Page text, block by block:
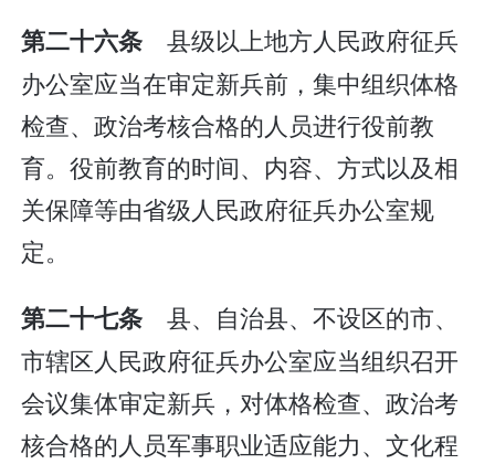
第二十六条 县级以上地方人民政府征兵
办公室应当在审定新兵前，集中组织体格
检查、政治考核合格的人员进行役前教
育。役前教育的时间、内容、方式以及相
关保障等由省级人民政府征兵办公室规
定。
第二十七条 县、自治县、不设区的市、
市辖区人民政府征兵办公室应当组织召开
会议集体审定新兵，对体格检查、政治考
核合格的人员军事职业适应能力、文化程